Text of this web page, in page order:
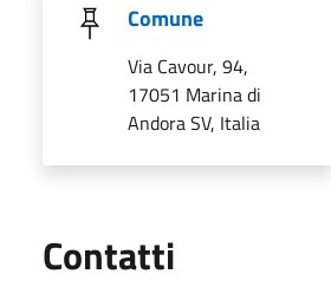
Comune
Via Cavour, 94,
17051 Marina di
Andora SV, Italia
Contatti